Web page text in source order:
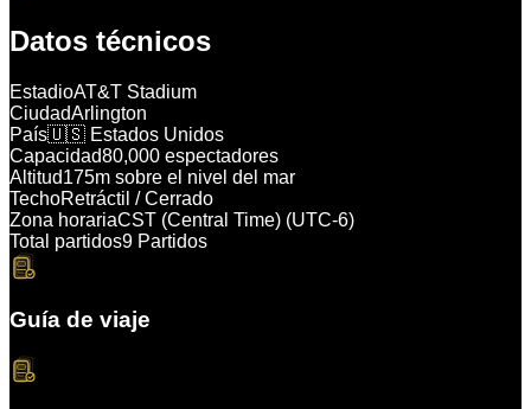
Datos técnicos
EstadioAT&T Stadium
CiudadArlington
País🇺🇸 Estados Unidos
Capacidad80,000 espectadores
Altitud175m sobre el nivel del mar
TechoRetráctil / Cerrado
Zona horariaCST (Central Time) (UTC-6)
Total partidos9 Partidos
Guía de viaje